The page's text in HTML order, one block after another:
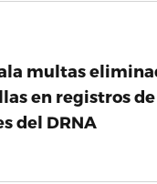
multas
en registros de
del DRNA